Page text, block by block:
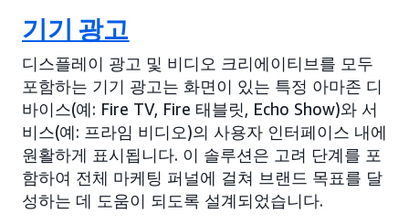
기기 광고
디스플레이 광고 및 비디오 크리에이티브를 모두
포함하는 기기 광고는 화면이 있는 특정 아마존 디
바이스(예: Fire TV, Fire 태블릿, Echo Show)와 서
비스(예: 프라임 비디오)의 사용자 인터페이스 내에
원활하게 표시됩니다. 이 솔루션은 고려 단계를 포
함하여 전체 마케팅 퍼널에 걸쳐 브랜드 목표를 달
성하는 데 도움이 되도록 설계되었습니다.